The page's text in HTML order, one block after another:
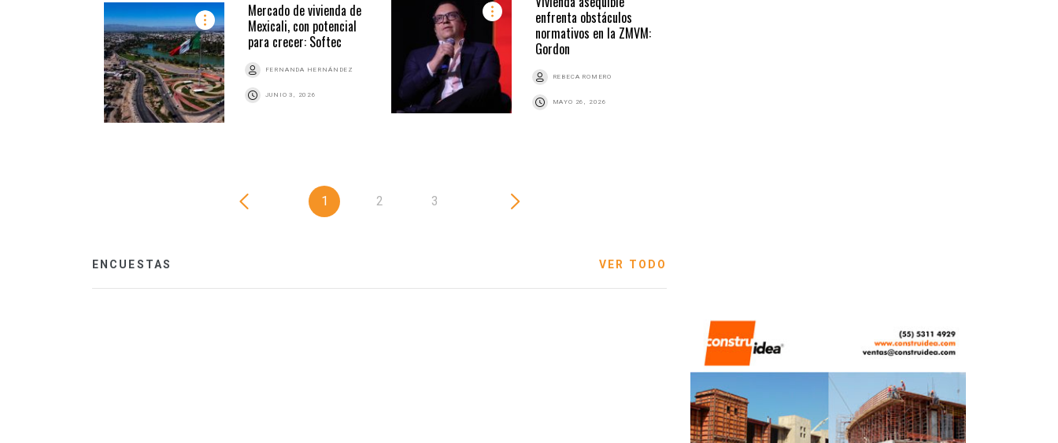
Mercado de vivienda de
Mexicali, con potencial
para crecer: Softec
FERNANDA HERNÁNDEZ
JUNIO 3, 2026
enfrenta obstáculos
normativos en la ZMVM:
Gordon
REBECA ROMERO
MAYO 26, 2026
1 2 3
ENCUESTAS VER TODO